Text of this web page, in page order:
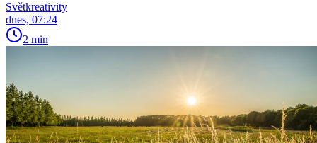
Světkreativity
dnes, 07:24
2 min